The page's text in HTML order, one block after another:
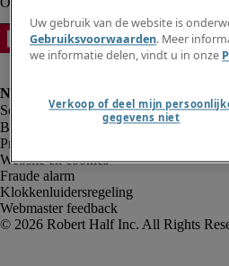
Bedrijfsinformatie
Privacyverklaring
Website en cookies
Fraude alarm
Klokkenluidersregeling
Webmaster feedback
Uw gebruik van de website is
Gebruiksvoorwaarden. Meer
we informatie delen, vindt u in onze
Verkoop of deel mijn
gegevens niet